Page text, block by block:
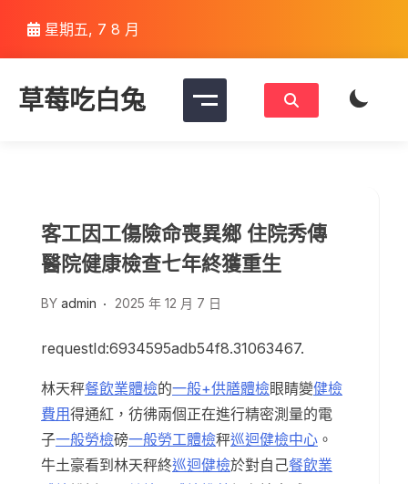
content
星期五, 7 8 月
草莓吃白兔
客工因工傷險命喪異鄉 住院秀傳
醫院健康檢查七年終獲重生
BY admin 2025 年 12 月 7 日
requestId:6934595adb54f8.31063467.
林天秤餐飲業體檢的一般+供膳體檢眼睛變健檢
費用得通紅，彷彿兩個正在進行精密測量的電
子一般勞檢磅一般勞工體檢秤巡迴健檢中心 。
牛土豪看到林天秤終巡迴健檢於對自己餐飲業